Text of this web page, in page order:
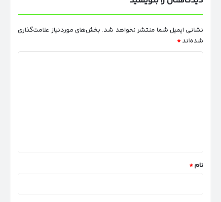
نشانی ایمیل شما منتشر نخواهد شد. بخش‌های موردنیاز علامت‌گذاری
شده‌اند *
نام*